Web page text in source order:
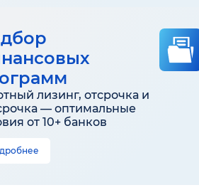
лизинг, отсрочка и
— оптимальные
от 10+ банков